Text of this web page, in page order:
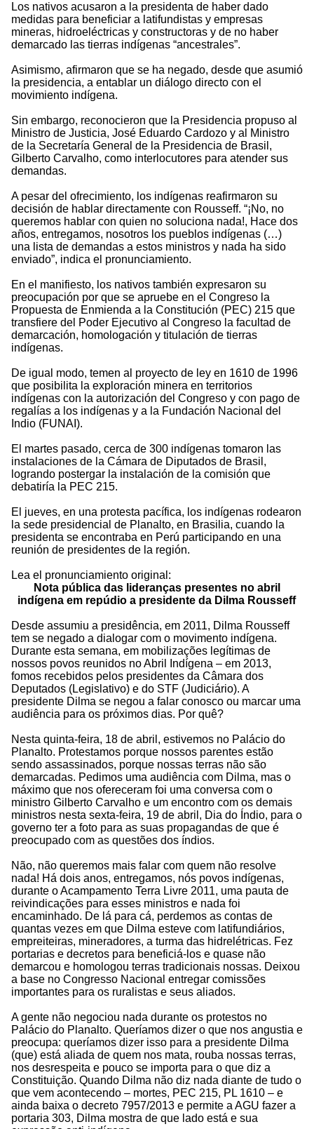
Los nativos acusaron a la presidenta de haber dado
medidas para beneficiar a latifundistas y empresas
mineras, hidroeléctricas y constructoras y de no haber
demarcado las tierras indígenas “ancestrales”.
Asimismo, afirmaron que se ha negado, desde que asumió
la presidencia, a entablar un diálogo directo con el
movimiento indígena.
Sin embargo, reconocieron que la Presidencia propuso al
Ministro de Justicia, José Eduardo Cardozo y al Ministro
de la Secretaría General de la Presidencia de Brasil,
Gilberto Carvalho, como interlocutores para atender sus
demandas.
A pesar del ofrecimiento, los indígenas reafirmaron su
decisión de hablar directamente con Rousseff. “¡No, no
queremos hablar con quien no soluciona nada!, Hace dos
años, entregamos, nosotros los pueblos indígenas (…)
una lista de demandas a estos ministros y nada ha sido
enviado”, indica el pronunciamiento.
En el manifiesto, los nativos también expresaron su
preocupación por que se apruebe en el Congreso la
Propuesta de Enmienda a la Constitución (PEC) 215 que
transfiere del Poder Ejecutivo al Congreso la facultad de
demarcación, homologación y titulación de tierras
indígenas.
De igual modo, temen al proyecto de ley en 1610 de 1996
que posibilita la exploración minera en territorios
indígenas con la autorización del Congreso y con pago de
regalías a los indígenas y a la Fundación Nacional del
Indio (FUNAI).
El martes pasado, cerca de 300 indígenas tomaron las
instalaciones de la Cámara de Diputados de Brasil,
logrando postergar la instalación de la comisión que
debatiría la PEC 215.
El jueves, en una protesta pacífica, los indígenas rodearon
la sede presidencial de Planalto, en Brasilia, cuando la
presidenta se encontraba en Perú participando en una
reunión de presidentes de la región.
Lea el pronunciamiento original:
Nota pública das lideranças presentes no abril
indígena em repúdio a presidente da Dilma Rousseff
Desde assumiu a presidência, em 2011, Dilma Rousseff
tem se negado a dialogar com o movimento indígena.
Durante esta semana, em mobilizações legítimas de
nossos povos reunidos no Abril Indígena – em 2013,
fomos recebidos pelos presidentes da Câmara dos
Deputados (Legislativo) e do STF (Judiciário). A
presidente Dilma se negou a falar conosco ou marcar uma
audiência para os próximos dias. Por quê?
Nesta quinta-feira, 18 de abril, estivemos no Palácio do
Planalto. Protestamos porque nossos parentes estão
sendo assassinados, porque nossas terras não são
demarcadas. Pedimos uma audiência com Dilma, mas o
máximo que nos ofereceram foi uma conversa com o
ministro Gilberto Carvalho e um encontro com os demais
ministros nesta sexta-feira, 19 de abril, Dia do Índio, para o
governo ter a foto para as suas propagandas de que é
preocupado com as questões dos índios.
Não, não queremos mais falar com quem não resolve
nada! Há dois anos, entregamos, nós povos indígenas,
durante o Acampamento Terra Livre 2011, uma pauta de
reivindicações para esses ministros e nada foi
encaminhado. De lá para cá, perdemos as contas de
quantas vezes em que Dilma esteve com latifundiários,
empreiteiras, mineradores, a turma das hidrelétricas. Fez
portarias e decretos para beneficiá-los e quase não
demarcou e homologou terras tradicionais nossas. Deixou
a base no Congresso Nacional entregar comissões
importantes para os ruralistas e seus aliados.
A gente não negociou nada durante os protestos no
Palácio do Planalto. Queríamos dizer o que nos angustia e
preocupa: queríamos dizer isso para a presidente Dilma
(que) está aliada de quem nos mata, rouba nossas terras,
nos desrespeita e pouco se importa para o que diz a
Constituição. Quando Dilma não diz nada diante de tudo o
que vem acontecendo – mortes, PEC 215, PL 1610 – e
ainda baixa o decreto 7957/2013 e permite a AGU fazer a
portaria 303, Dilma mostra de que lado está e sua